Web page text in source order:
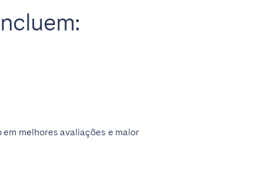
melhores avaliações e maior